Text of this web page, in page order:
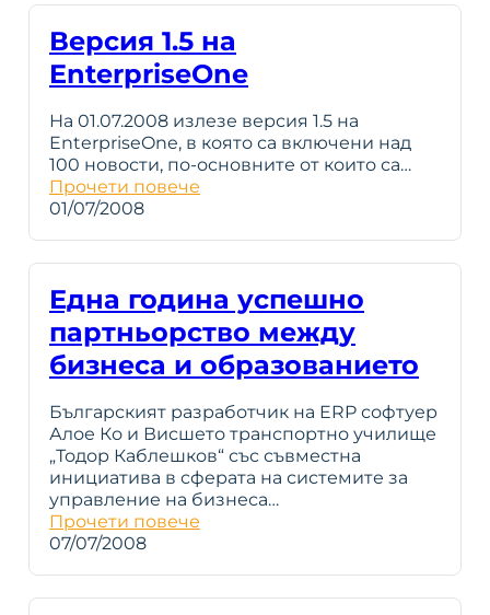
Версия 1.5 на
EnterpriseOne
На 01.07.2008 излезе версия 1.5 на
EnterpriseOne, в която са включени над
100 новости, по-основните от които са…
Прочети повече
01/07/2008
Една година успешно
партньорство между
бизнеса и образованието
Българският разработчик на ERP софтуер
Алое Ко и Висшето транспортно училище
„Тодор Каблешков“ със съвместна
инициатива в сферата на системите за
управление на бизнеса…
Прочети повече
07/07/2008